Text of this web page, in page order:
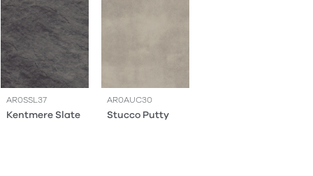
AR0SSL37
Kentmere Slate
AR0AUC30
Stucco Putty